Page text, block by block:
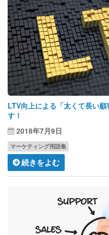
LTV向上による「太くて長い
す！
2018年7月9日
マーケティング用語集
続きをよむ